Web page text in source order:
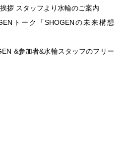
拶 スタッフより水輪のご案内
トーク「SHOGENの未来構想
&参加者&水輪スタッフのフリー